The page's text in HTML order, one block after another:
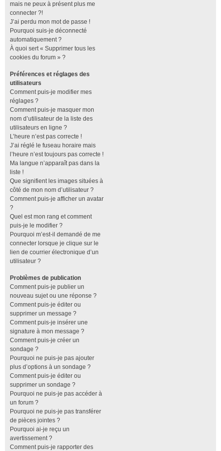
mais ne peux à présent plus me
connecter ?!
J’ai perdu mon mot de passe !
Pourquoi suis-je déconnecté
automatiquement ?
À quoi sert « Supprimer tous les
cookies du forum » ?
Préférences et réglages des
utilisateurs
Comment puis-je modifier mes
réglages ?
Comment puis-je masquer mon
nom d’utilisateur de la liste des
utilisateurs en ligne ?
L’heure n’est pas correcte !
J’ai réglé le fuseau horaire mais
l’heure n’est toujours pas correcte !
Ma langue n’apparaît pas dans la
liste !
Que signifient les images situées à
côté de mon nom d’utilisateur ?
Comment puis-je afficher un avatar
?
Quel est mon rang et comment
puis-je le modifier ?
Pourquoi m’est-il demandé de me
connecter lorsque je clique sur le
lien de courrier électronique d’un
utilisateur ?
Problèmes de publication
Comment puis-je publier un
nouveau sujet ou une réponse ?
Comment puis-je éditer ou
supprimer un message ?
Comment puis-je insérer une
signature à mon message ?
Comment puis-je créer un
sondage ?
Pourquoi ne puis-je pas ajouter
plus d’options à un sondage ?
Comment puis-je éditer ou
supprimer un sondage ?
Pourquoi ne puis-je pas accéder à
un forum ?
Pourquoi ne puis-je pas transférer
de pièces jointes ?
Pourquoi ai-je reçu un
avertissement ?
Comment puis-je rapporter des